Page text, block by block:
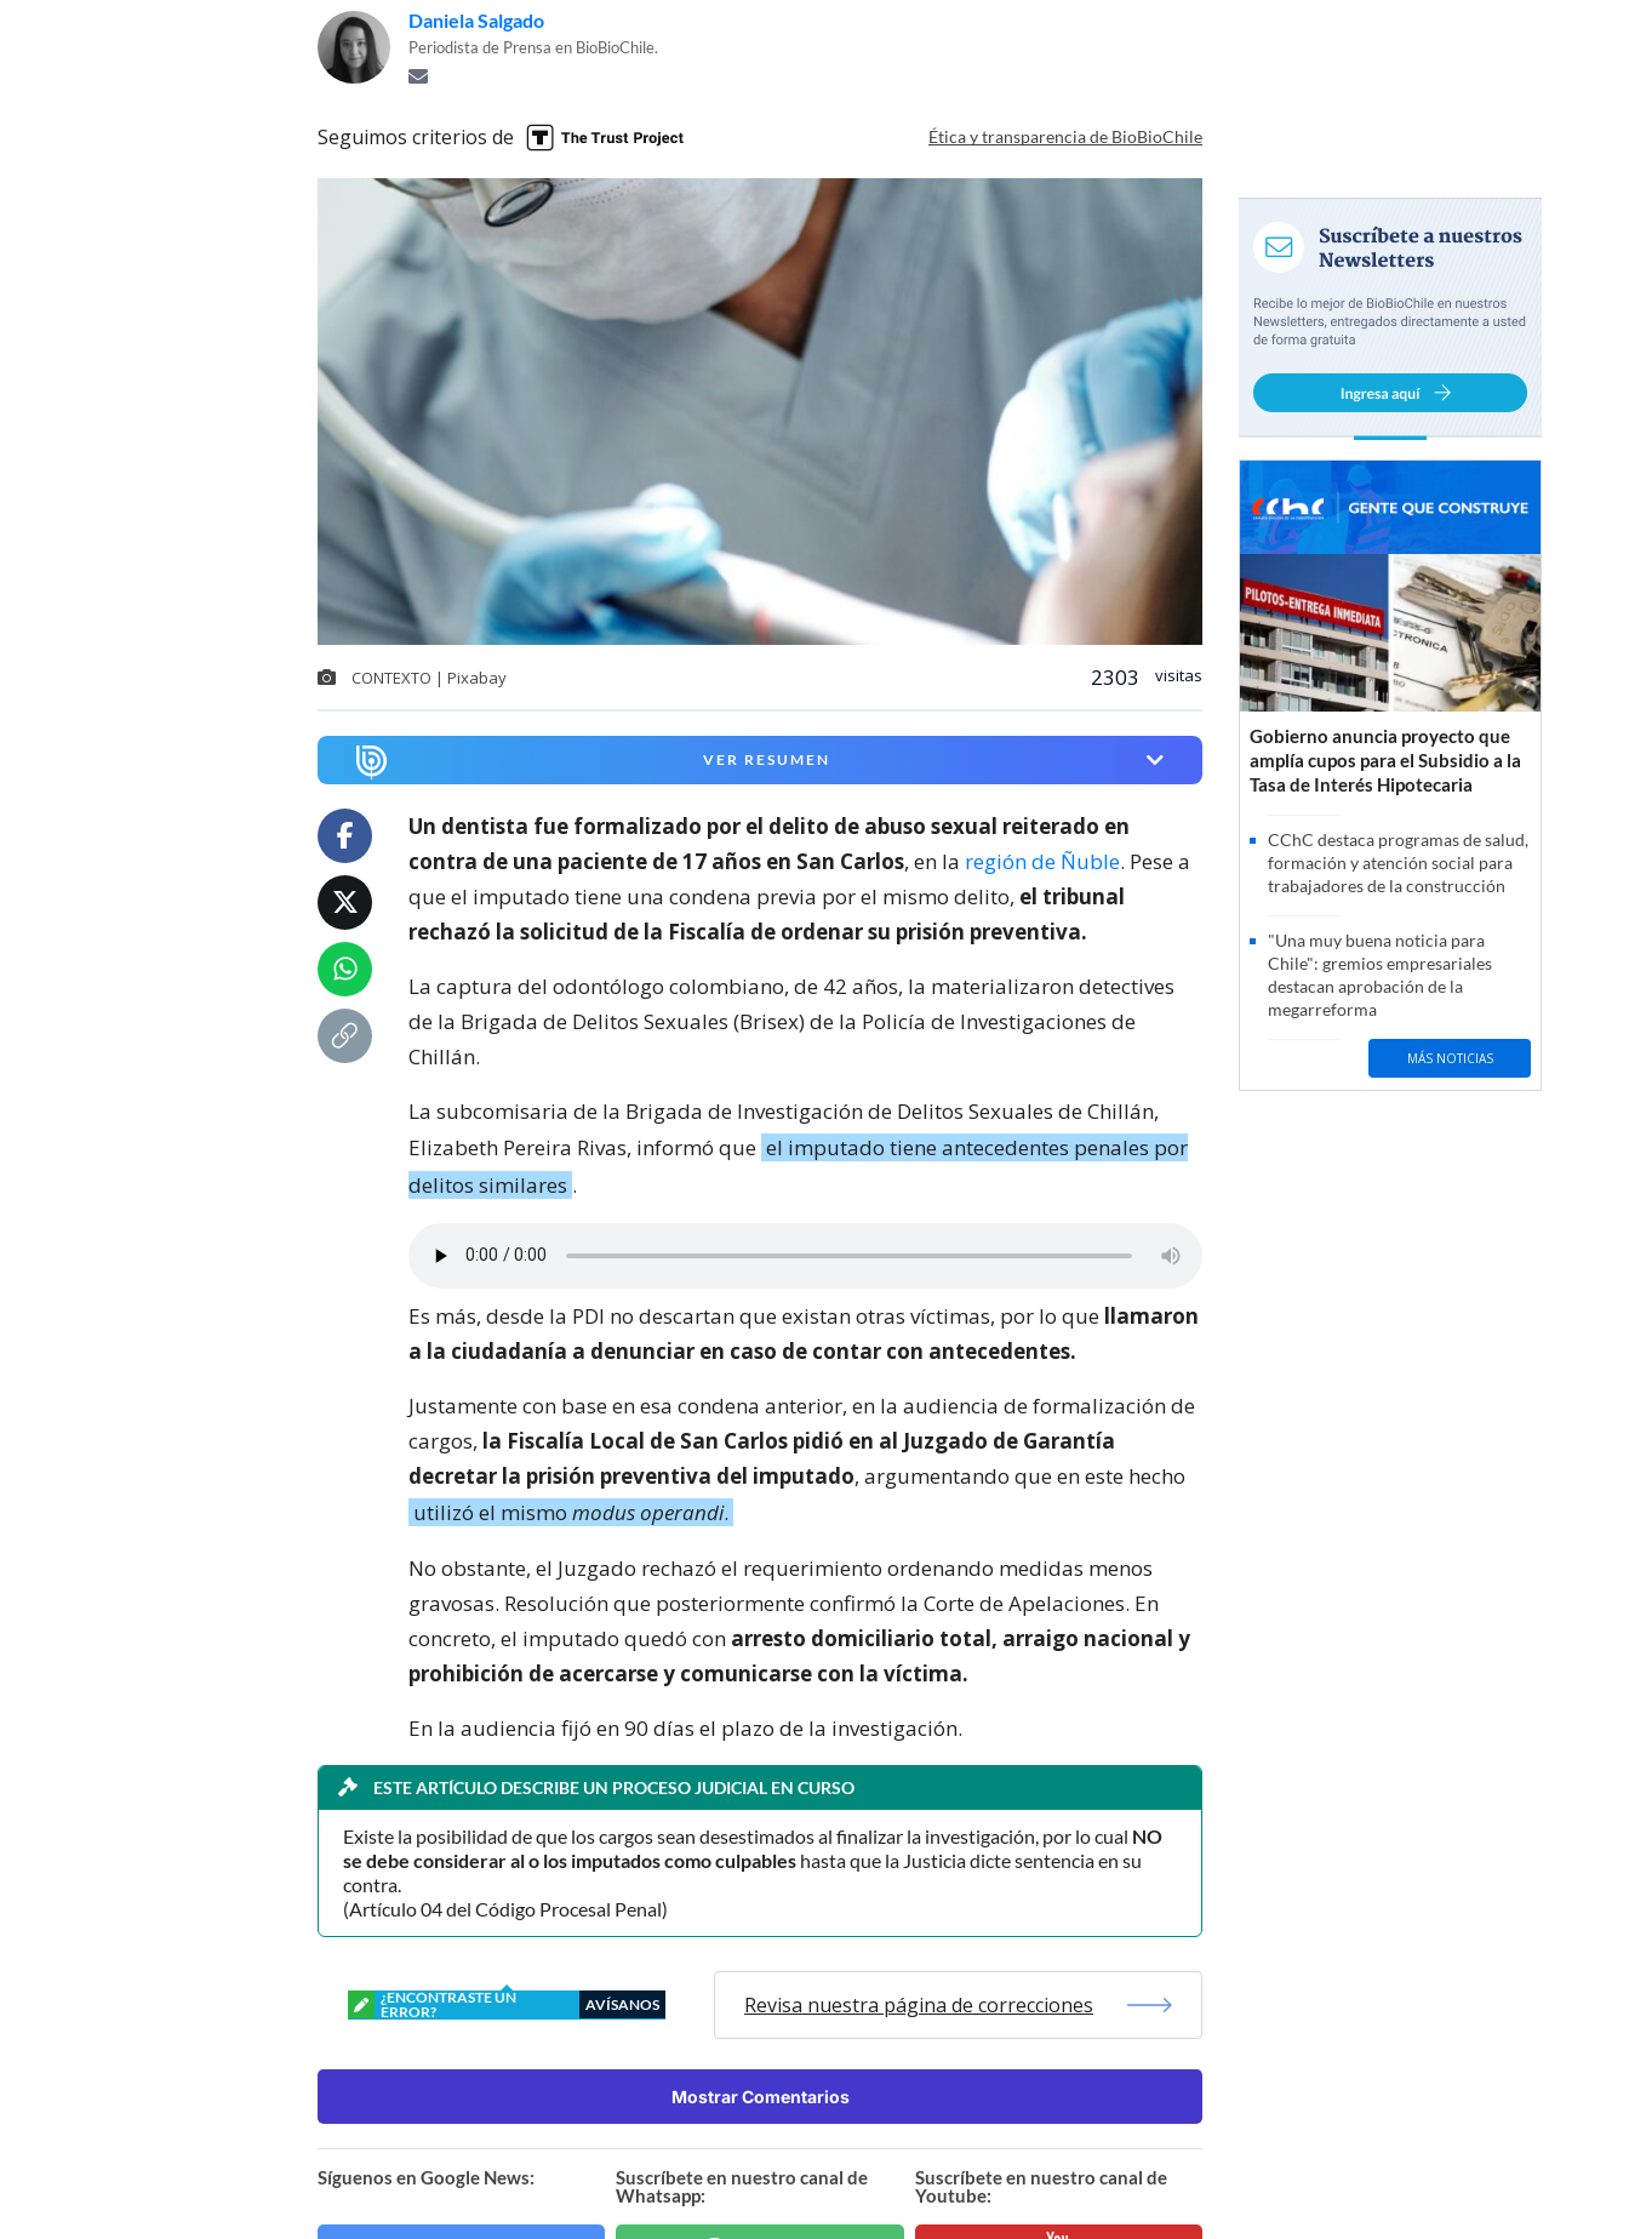
Daniela Salgado
Periodista de Prensa en BioBioChile.
Seguimos criterios de Ética y transparencia de BioBioChile
CONTEXTO | Pixabay 2303 visitas
VER RESUMEN
Un dentista fue formalizado por el delito de abuso sexual reiterado en
contra de una paciente de 17 años en San Carlos, en la región de Ñuble. Pese a
que el imputado tiene una condena previa por el mismo delito, el tribunal
rechazó la solicitud de la Fiscalía de ordenar su prisión preventiva.
La captura del odontólogo colombiano, de 42 años, la materializaron detectives
de la Brigada de Delitos Sexuales (Brisex) de la Policía de Investigaciones de
Chillán.
La subcomisaria de la Brigada de Investigación de Delitos Sexuales de Chillán,
Elizabeth Pereira Rivas, informó que el imputado tiene antecedentes penales por
delitos similares .
Es más, desde la PDI no descartan que existan otras víctimas, por lo que llamaron
a la ciudadanía a denunciar en caso de contar con antecedentes.
Justamente con base en esa condena anterior, en la audiencia de formalización de
cargos, la Fiscalía Local de San Carlos pidió en al Juzgado de Garantía
decretar la prisión preventiva del imputado, argumentando que en este hecho
utilizó el mismo modus operandi.
No obstante, el Juzgado rechazó el requerimiento ordenando medidas menos
gravosas. Resolución que posteriormente confirmó la Corte de Apelaciones. En
concreto, el imputado quedó con arresto domiciliario total, arraigo nacional y
prohibición de acercarse y comunicarse con la víctima.
En la audiencia fijó en 90 días el plazo de la investigación.
ESTE ARTÍCULO DESCRIBE UN PROCESO JUDICIAL EN CURSO
Existe la posibilidad de que los cargos sean desestimados al finalizar la investigación, por lo cual NO
se debe considerar al o los imputados como culpables hasta que la Justicia dicte sentencia en su
contra.
(Artículo 04 del Código Procesal Penal)
¿ENCONTRASTE UN
ERROR?
AVÍSANOS Revisa nuestra página de correcciones
Mostrar Comentarios
Síguenos en Google News:
Suscríbete en nuestro canal de
Whatsapp:
Suscríbete en nuestro canal de
Youtube:
Gobierno anuncia proyecto que
amplía cupos para el Subsidio a la
Tasa de Interés Hipotecaria
CChC destaca programas de salud,
formación y atención social para
trabajadores de la construcción
"Una muy buena noticia para
Chile": gremios empresariales
destacan aprobación de la
megarreforma
MÁS NOTICIAS